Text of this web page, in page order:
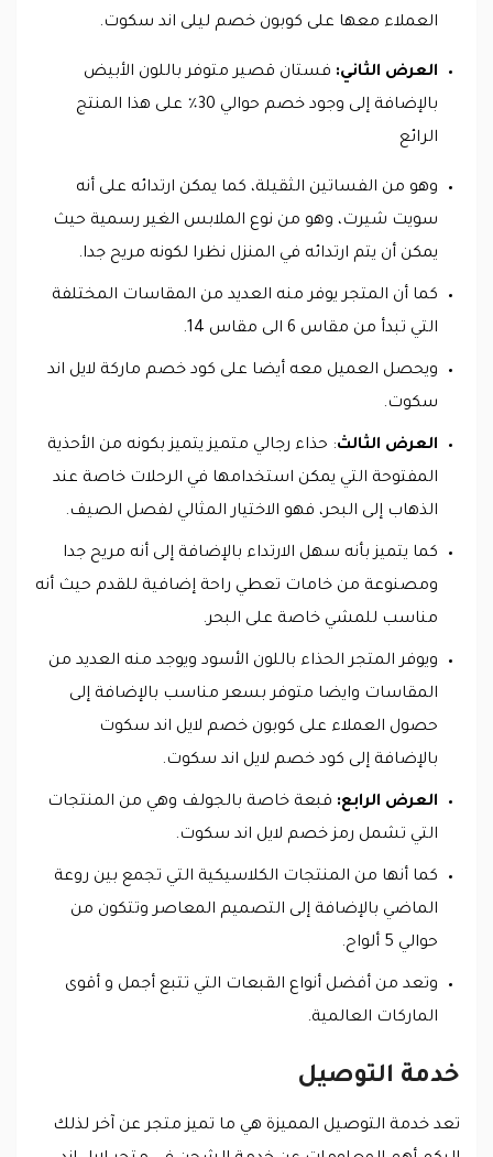
العملاء معها على كوبون خصم ليلى اند سكوت.
العرض الثاني: فستان قصير متوفر باللون الأبيض
بالإضافة إلى وجود خصم حوالي 30٪ على هذا المنتج
الرائع
وهو من الفساتين الثقيلة، كما يمكن ارتدائه على أنه
سويت شيرت، وهو من نوع الملابس الغير رسمية حيث
يمكن أن يتم ارتدائه في المنزل نظرا لكونه مريح جدا.
كما أن المتجر يوفر منه العديد من المقاسات المختلفة
التي تبدأ من مقاس 6 الى مقاس 14.
ويحصل العميل معه أيضا على كود خصم ماركة لايل اند
سكوت.
العرض الثالث: حذاء رجالي متميز يتميز بكونه من الأحذية
المفتوحة التي يمكن استخدامها في الرحلات خاصة عند
الذهاب إلى البحر، فهو الاختيار المثالي لفصل الصيف.
كما يتميز بأنه سهل الارتداء بالإضافة إلى أنه مريح جدا
ومصنوعة من خامات تعطي راحة إضافية للقدم حيث أنه
مناسب للمشي خاصة على البحر.
ويوفر المتجر الحذاء باللون الأسود ويوجد منه العديد من
المقاسات وايضا متوفر بسعر مناسب بالإضافة إلى
حصول العملاء على كوبون خصم لايل اند سكوت
بالإضافة إلى كود خصم لايل اند سكوت.
العرض الرابع: قبعة خاصة بالجولف وهي من المنتجات
التي تشمل رمز خصم لايل اند سكوت.
كما أنها من المنتجات الكلاسيكية التي تجمع بين روعة
الماضي بالإضافة إلى التصميم المعاصر وتتكون من
حوالي 5 ألواح.
وتعد من أفضل أنواع القبعات التي تتبع أجمل و أقوى
الماركات العالمية.
خدمة التوصيل
تعد خدمة التوصيل المميزة هي ما تميز متجر عن آخر لذلك